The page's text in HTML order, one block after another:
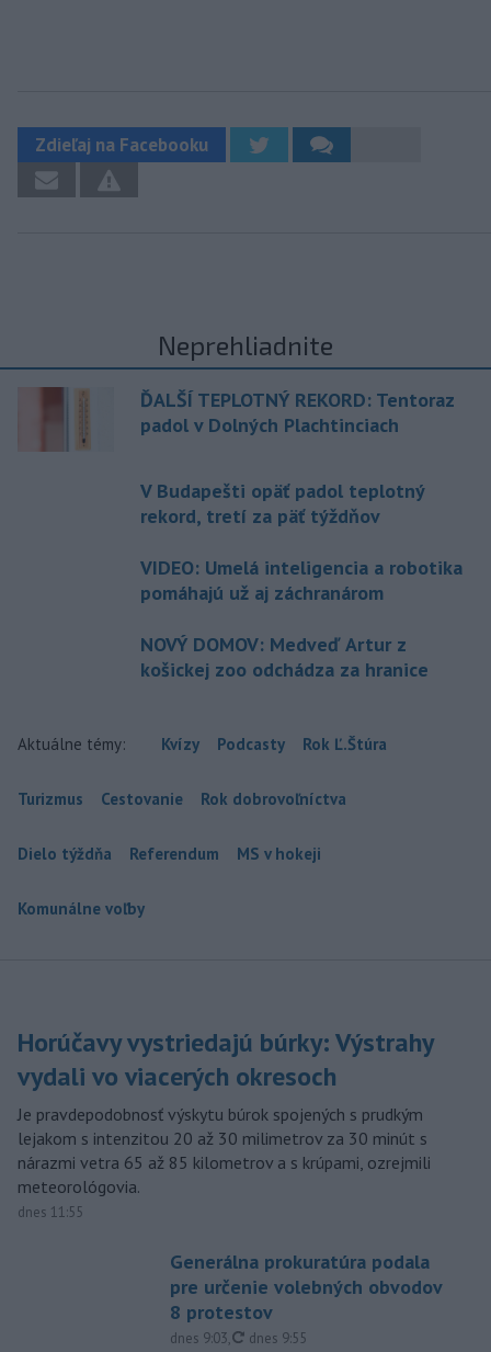
Zdieľaj na Facebooku
Neprehliadnite
ĎALŠÍ TEPLOTNÝ REKORD: Tentoraz
padol v Dolných Plachtinciach
V Budapešti opäť padol teplotný
rekord, tretí za päť týždňov
VIDEO: Umelá inteligencia a robotika
pomáhajú už aj záchranárom
NOVÝ DOMOV: Medveď Artur z
košickej zoo odchádza za hranice
Aktuálne témy: Kvízy Podcasty Rok Ľ.Štúra
Turizmus Cestovanie Rok dobrovoľníctva
Dielo týždňa Referendum MS v hokeji
Komunálne voľby
Horúčavy vystriedajú búrky: Výstrahy
vydali vo viacerých okresoch
Je pravdepodobnosť výskytu búrok spojených s prudkým
lejakom s intenzitou 20 až 30 milimetrov za 30 minút s
nárazmi vetra 65 až 85 kilometrov a s krúpami, ozrejmili
meteorológovia.
dnes 11:55
Generálna prokuratúra podala
pre určenie volebných obvodov
8 protestov
dnes 9:03, aktualizované
dnes 9:55